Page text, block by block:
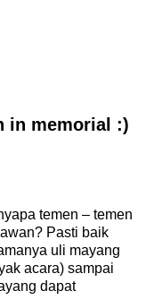
in memorial :)
temen – temen
Pasti baik
uli mayang
acara) sampai
dapat